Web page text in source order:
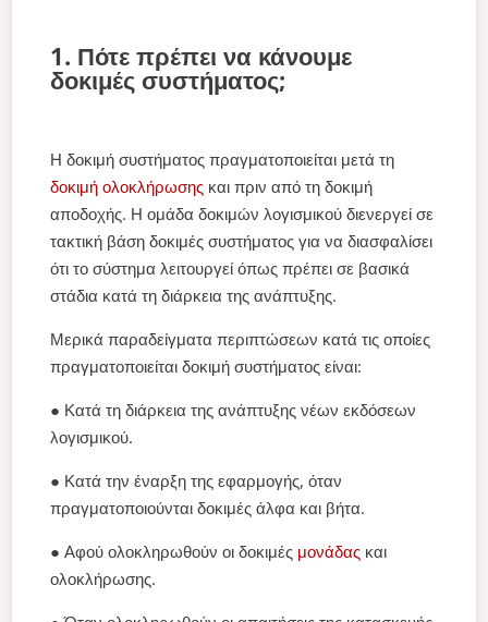
1. Πότε πρέπει να κάνουμε
δοκιμές συστήματος;
Η δοκιμή συστήματος πραγματοποιείται μετά τη
δοκιμή ολοκλήρωσης και πριν από τη δοκιμή
αποδοχής. Η ομάδα δοκιμών λογισμικού διενεργεί σε
τακτική βάση δοκιμές συστήματος για να διασφαλίσει
ότι το σύστημα λειτουργεί όπως πρέπει σε βασικά
στάδια κατά τη διάρκεια της ανάπτυξης.
Μερικά παραδείγματα περιπτώσεων κατά τις οποίες
πραγματοποιείται δοκιμή συστήματος είναι:
● Κατά τη διάρκεια της ανάπτυξης νέων εκδόσεων
λογισμικού.
● Κατά την έναρξη της εφαρμογής, όταν
πραγματοποιούνται δοκιμές άλφα και βήτα.
● Αφού ολοκληρωθούν οι δοκιμές μονάδας και
ολοκλήρωσης.